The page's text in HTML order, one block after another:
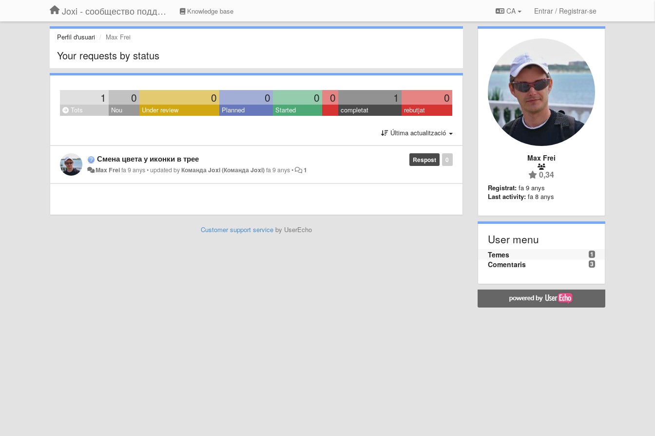
Joxi - сообщество поддержки Knowledge base CA Entrar / Registrar-se
Perfil d'usuari Max Frei
Your requests by status
1 0 0 0 0 0 1 0
Tots Nou Under review Planned Started completat rebutjat
Última actualització
0
Respost
Смена цвета у иконки в трее
Max Freifa 9 anys•updated byКоманда Joxi (Команда Joxi)fa 9 anys• 1
Customer support serviceby UserEcho
Max Frei
0,34
Registrat: fa 9 anys
Last activity: fa 8 anys
User menu
1
Temes
3
Comentaris